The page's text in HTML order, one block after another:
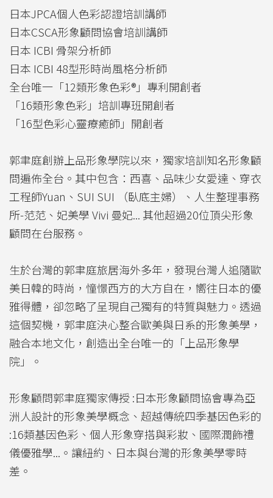
日本JPCA個人色彩認證培訓講師
日本CSCA形象顧問協會培訓講師
日本 ICBI 骨架分析師
日本 ICBI 48型形時尚風格分析師
全台唯一「12類形象色彩®」專利開創者
「16類形象色彩」培訓專班開創者
「16型色彩心靈療癒師」開創者
郭聿庭創辦上品形象學院以來，獨家培訓知名形象顧
問遍佈全台。其中包含：西喜、品味少女愛達、穿衣
工程師Yuan、SUI SUI （臥底主婦）、人生整理事務
所-范范、妃美學 Vivi 曼妃... 其他超過20位頂尖形象
顧問在台服務。
生於台灣的郭聿庭旅居海外多年，發現台灣人追隨歐
美日韓的時尚，憧憬西方的大方自在，嚮往日本的優
雅得體，卻忽略了呈現自己獨有的特質與魅力。透過
這個契機，郭聿庭決心整合歐美與日系的形象美學，
融合本地文化，創造出全台唯一的「上品形象學
院」。
形象顧問郭聿庭獨家傳授 :日本形象顧問協會專為亞
洲人設計的形象美學概念、超越傳統四季基因色彩的
:16類基因色彩、個人形象穿搭與彩妝、國際潤飾禮
儀優雅學...。讓紐約、日本與台灣的形象美學零時
差。